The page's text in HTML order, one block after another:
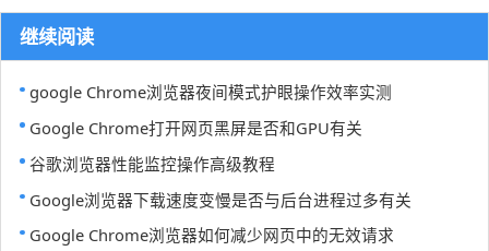
继续阅读
google Chrome浏览器夜间模式护眼操作效率实测
Google Chrome打开网页黑屏是否和GPU有关
谷歌浏览器性能监控操作高级教程
Google浏览器下载速度变慢是否与后台进程过多有关
Google Chrome浏览器如何减少网页中的无效请求